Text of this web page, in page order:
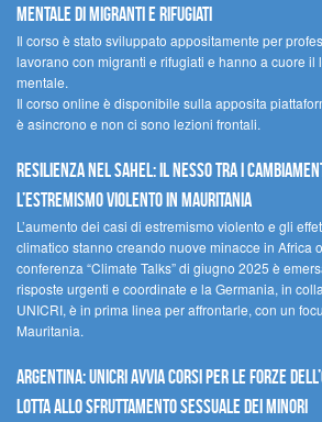
mentale di migranti e rifugiati
Il corso è stato sviluppato appositamente per
lavorano con migranti e rifugiati e hanno a cuore il
mentale.
Il corso online è disponibile sulla apposita
è asincrono e non ci sono lezioni frontali.
Resilienza nel Sahel: il nesso tra i
l’estremismo violento in Mauritania
L’aumento dei casi di estremismo violento e gli
climatico stanno creando nuove minacce in Africa
conferenza “Climate Talks” di giugno 2025 è
risposte urgenti e coordinate e la Germania, in
UNICRI, è in prima linea per affrontarle, con un
Mauritania.
Argentina: UNICRI avvia corsi per le forze
lotta allo sfruttamento sessuale dei minori